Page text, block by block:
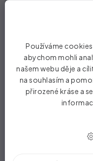
Používáme
abychom mohli
našem webu děje a
na souhlasím a
přirozené kráse a
Přírodní
garancí
Stojíme si za
sér. To, za jak
aktuální fázi
všem! A pokud se